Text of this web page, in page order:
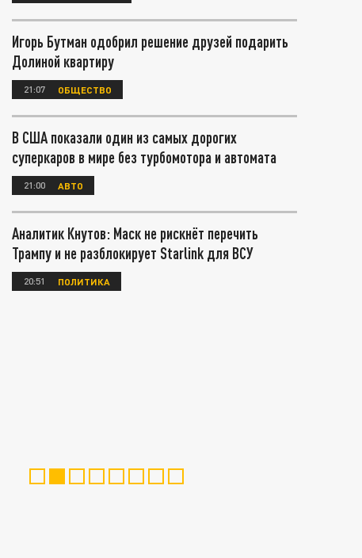
Игорь Бутман одобрил решение друзей подарить
Долиной квартиру
21:07 ОБЩЕСТВО
В США показали один из самых дорогих
суперкаров в мире без турбомотора и автомата
21:00 АВТО
Аналитик Кнутов: Маск не рискнёт перечить
Трампу и не разблокирует Starlink для ВСУ
20:51 ПОЛИТИКА